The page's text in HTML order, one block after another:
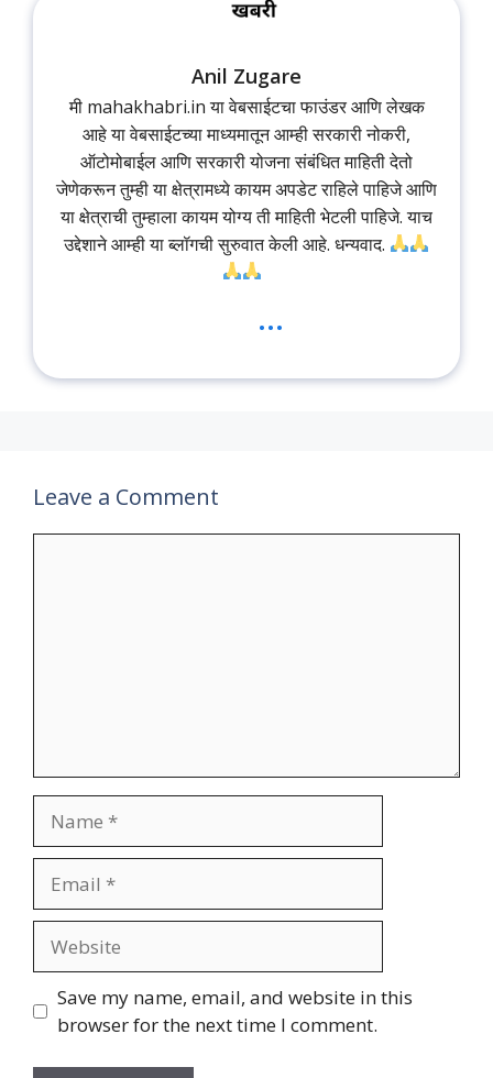
Anil Zugare
मी mahakhabri.in या वेबसाईटचा फाउंडर आणि लेखक
आहे या वेबसाईटच्या माध्यमातून आम्ही सरकारी नोकरी,
ऑटोमोबाईल आणि सरकारी योजना संबंधित माहिती देतो
जेणेकरून तुम्ही या क्षेत्रामध्ये कायम अपडेट राहिले पाहिजे आणि
या क्षेत्राची तुम्हाला कायम योग्य ती माहिती भेटली पाहिजे. याच
उद्देशाने आम्ही या ब्लॉगची सुरुवात केली आहे. धन्यवाद.
...
Leave a Comment
Save my name, email, and website in this
browser for the next time I comment.